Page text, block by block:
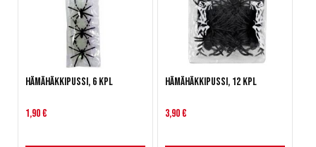
Hämähäkkipussi, 6 kpl
1,90 €
Hämähäkkipussi, 12 kpl
3,90 €